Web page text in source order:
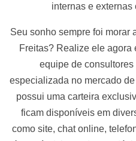
internas e externas
Seu sonho sempre foi morar
Freitas? Realize ele agora
equipe de consultores
especializada no mercado
possui uma carteira
ficam disponíveis em
como site, chat online,